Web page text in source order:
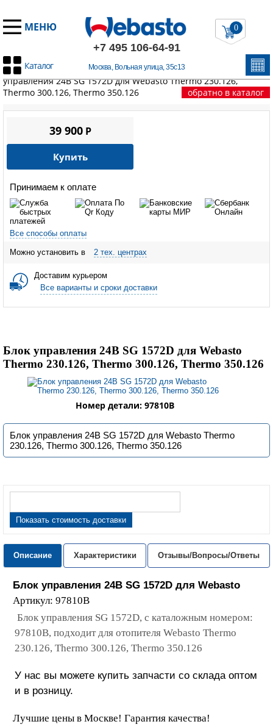
МЕНЮ
+7 495 106-64-91
Москва, Вольная улица, 35с13
Каталог
0
Главная / Запчасти Вебасто/Thermo 230/300/350
управления 24В SG 1572D для Webasto Thermo 230.126,
Thermo 300.126, Thermo 350.126
обратно в каталог
Принимаем к оплате
Все способы оплаты
Можно установить в 2 тех. центрах
Доставим курьером
Все варианты и сроки доставки
39 900P
Купить
Блок управления 24В SG 1572D для Webasto
Thermo 230.126, Thermo 300.126, Thermo 350.126
Номер детали: 97810B
Блок управления 24В SG 1572D для Webasto Thermo
230.126, Thermo 300.126, Thermo 350.126
Показать стоимость доставки
Описание Характеристики Отзывы/Вопросы/Ответы
Блок управления 24В SG 1572D для Webasto
Артикул: 97810B
Блок управления SG 1572D, с каталожным номером:
97810B, подходит для отопителя Webasto Thermo
230.126, Thermo 300.126, Thermo 350.126
У нас вы можете купить запчасти со склада оптом
и в розницу.
Лучшие цены в Москве! Гарантия качества!